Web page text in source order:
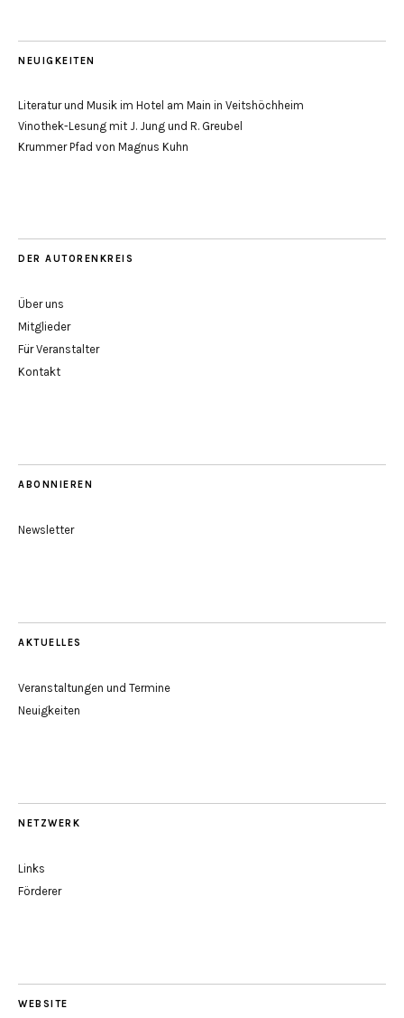
NEUIGKEITEN
Literatur und Musik im Hotel am Main in Veitshöchheim
Vinothek-Lesung mit J. Jung und R. Greubel
Krummer Pfad von Magnus Kuhn
DER AUTORENKREIS
Über uns
Mitglieder
Für Veranstalter
Kontakt
ABONNIEREN
Newsletter
AKTUELLES
Veranstaltungen und Termine
Neuigkeiten
NETZWERK
Links
Förderer
WEBSITE